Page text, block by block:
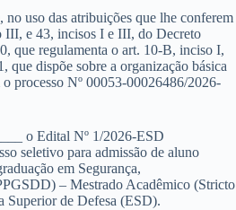
, no uso das atribuições que lhe conferem
III, e 43, incisos I e III, do Decreto
que regulamenta o art. 10-B, inciso I,
que dispõe sobre a organização básica
processo Nº 00053-00026486/2026-
o Edital Nº 1/2026-ESD
seletivo para admissão de aluno
em Segurança,
– Mestrado Acadêmico (Stricto
Superior de Defesa (ESD).